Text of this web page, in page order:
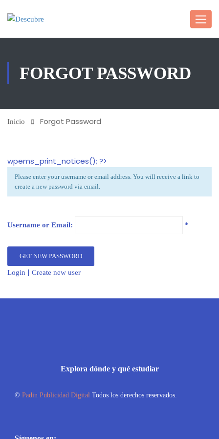
FORGOT PASSWORD
Inicio Forgot Password
wpems_print_notices(); ?>
Please enter your username or email address. You will receive a link to
create a new password via email.
Username or Email:
Login | Create new user
Explora dónde y qué estudiar
© Padin Publicidad Digital Todos los derechos reservados.